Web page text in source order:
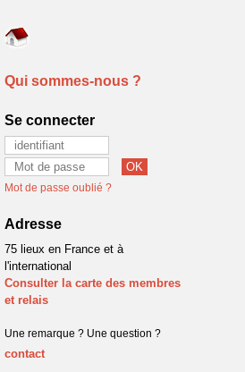
Qui sommes-nous ?
Se connecter
Mot de passe oublié ?
Adresse
75 lieux en France et à
l'international
Consulter la carte des membres
et relais
Une remarque ? Une question ?
contact